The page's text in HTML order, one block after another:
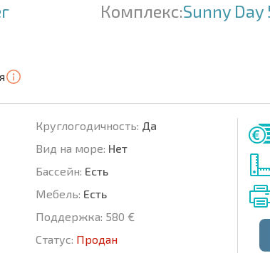
Комплекс:Sunny Day
Круглогодичность: Да
Вид на море: Нет
Басcейн: Есть
Мебель: Есть
Поддержка: 580 €
Статус: Продан